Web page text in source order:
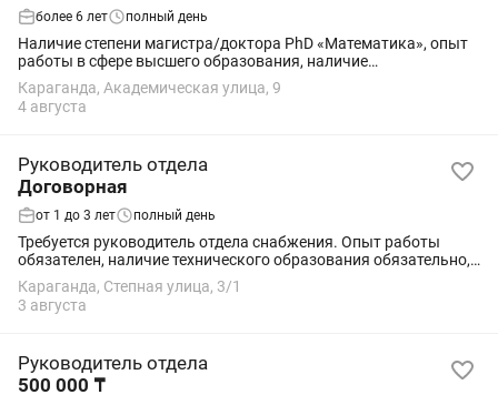
более 6 лет полный день
Наличие степени магистра/доктора PhD «Математика», опыт
работы в сфере высшего образования, наличие
профессиональных компетенций.
Караганда, Академическая улица, 9
4 августа
Руководитель отдела
Договорная
от 1 до 3 лет полный день
Требуется руководитель отдела снабжения. Опыт работы
обязателен, наличие технического образования обязательно,
обязанности: разбивка спецификации на оборудование и
материалы, расчёт необходимого...
Караганда, Степная улица, 3/1
3 августа
Руководитель отдела
500 000 ₸